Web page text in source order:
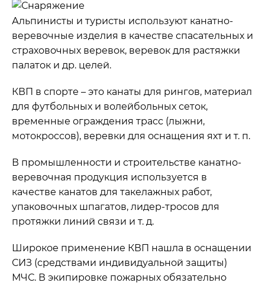
Альпинисты и туристы используют канатно-
веревочные изделия в качестве спасательных и
страховочных веревок, веревок для растяжки
палаток и др. целей.
КВП в спорте – это канаты для рингов, материал
для футбольных и волейбольных сеток,
временные ограждения трасс (лыжни,
мотокроссов), веревки для оснащения яхт и т. п.
В промышленности и строительстве канатно-
веревочная продукция используется в
качестве канатов для такелажных работ,
упаковочных шпагатов, лидер-тросов для
протяжки линий связи и т. д.
Широкое применение КВП нашла в оснащении
СИЗ (средствами индивидуальной защиты)
МЧС. В экипировке пожарных обязательно